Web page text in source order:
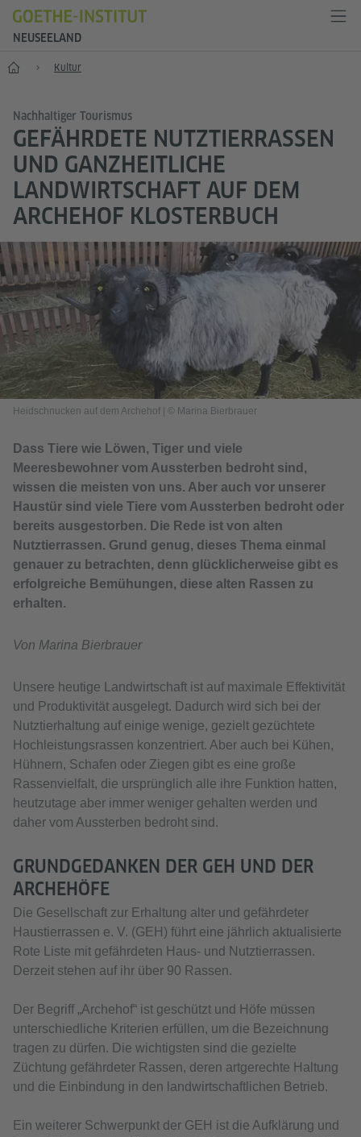
NEUSEELAND
Start Kultur
Nachhaltiger Tourismus
GEFÄHRDETE NUTZTIERRASSEN
UND GANZHEITLICHE
LANDWIRTSCHAFT AUF DEM
ARCHEHOF KLOSTERBUCH
Heidschnucken auf dem Archehof © Marina Bierbrauer
Dass Tiere wie Löwen, Tiger und viele
Meeresbewohner vom Aussterben bedroht sind,
wissen die meisten von uns. Aber auch vor unserer
Haustür sind viele Tiere vom Aussterben bedroht oder
bereits ausgestorben. Die Rede ist von alten
Nutztierrassen. Grund genug, dieses Thema einmal
genauer zu betrachten, denn glücklicherweise gibt es
erfolgreiche Bemühungen, diese alten Rassen zu
erhalten.
Von Marina Bierbrauer
Unsere heutige Landwirtschaft ist auf maximale Effektivität
und Produktivität ausgelegt. Dadurch wird sich bei der
Nutztierhaltung auf einige wenige, gezielt gezüchtete
Hochleistungsrassen konzentriert. Aber auch bei Kühen,
Hühnern, Schafen oder Ziegen gibt es eine große
Rassenvielfalt, die ursprünglich alle ihre Funktion hatten,
heutzutage aber immer weniger gehalten werden und
daher vom Aussterben bedroht sind.
GRUNDGEDANKEN DER GEH UND DER
ARCHEHÖFE
Die Gesellschaft zur Erhaltung alter und gefährdeter
Haustierrassen e. V. (GEH) führt eine jährlich aktualisierte
Rote Liste mit gefährdeten Haus- und Nutztierrassen.
Derzeit stehen auf ihr über 90 Rassen.
Der Begriff „Archehof“ ist geschützt und Höfe müssen
unterschiedliche Kriterien erfüllen, um die Bezeichnung
tragen zu dürfen. Die wichtigsten sind die gezielte
Züchtung gefährdeter Rassen, deren artgerechte Haltung
und die Einbindung in den landwirtschaftlichen Betrieb.
Ein weiterer Schwerpunkt der GEH ist die Aufklärung und